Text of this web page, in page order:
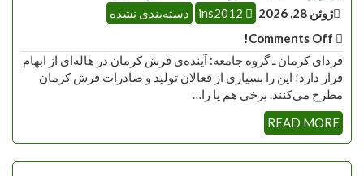
ژوئن 28, 2026
دسته‌بندی نشده
فردای کرمان ـ گروه جامعه: آینده‌ی فرش کرمان در هاله‌ای از ابهام
قرار دارد؛ این را بسیاری از فعالان تولید و صادرات فرش کرمان
مطرح می‌کنند. برخی هم پا را…
READ MORE